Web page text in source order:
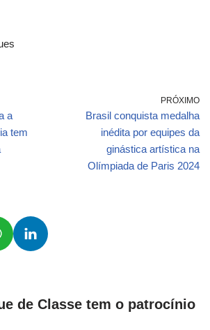
a
tem
PRÓXIMO
Brasil conquista medalha
inédita por equipes da
ginástica artística na
Olímpiada de Paris 2024
de Classe tem o patrocínio